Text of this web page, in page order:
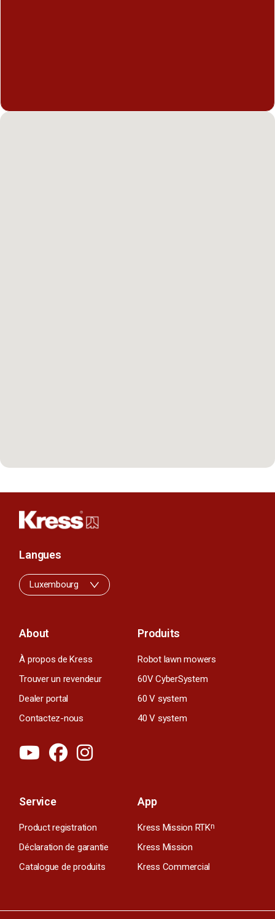
About
À propos de Kress
Trouver un revendeur
Dealer portal
Contactez-nous
Produits
Robot lawn mowers
60V CyberSystem
60 V system
40 V system
Service
Product registration
Déclaration de garantie
Catalogue de produits
App
Kress Mission RTKn
Kress Mission
Kress Commercial
Langues
Luxembourg